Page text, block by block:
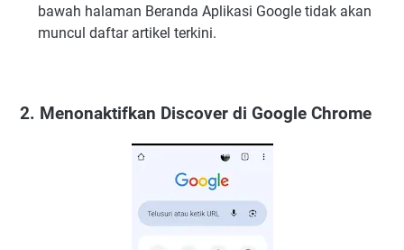
bawah halaman Beranda Aplikasi Google tidak akan
muncul daftar artikel terkini.
2. Menonaktifkan Discover di Google Chrome